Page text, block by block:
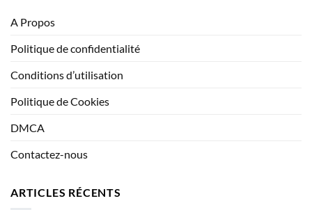
A Propos
Politique de confidentialité
Conditions d’utilisation
Politique de Cookies
DMCA
Contactez-nous
ARTICLES RÉCENTS